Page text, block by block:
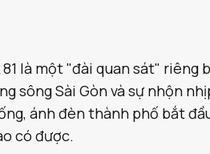
là một "đài quan sát" riêng
sông Sài Gòn và sự nhộn
ánh đèn thành phố bắt
có được.